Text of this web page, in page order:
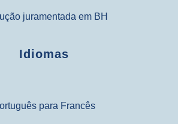
juramentada em BH
Idiomas
para Francês